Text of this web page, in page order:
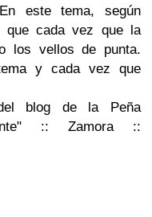
este tema, según
que cada vez que la
los vellos de punta.
y cada vez que
blog de la Peña
:: Zamora ::